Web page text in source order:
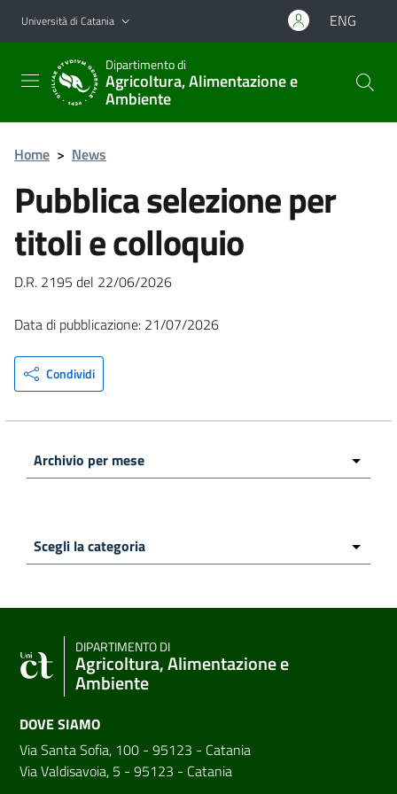
Vai al contenuto principale
Vai al menu di navigazione
Università di Catania ENG
Dipartimento di
Agricoltura, Alimentazione e
Ambiente
Home > News
Pubblica selezione per
titoli e colloquio
D.R. 2195 del 22/06/2026
Data di pubblicazione: 21/07/2026
Condividi
DIPARTIMENTO DI
Agricoltura, Alimentazione e
Ambiente
DOVE SIAMO
Via Santa Sofia, 100 - 95123 - Catania
Via Valdisavoia, 5 - 95123 - Catania